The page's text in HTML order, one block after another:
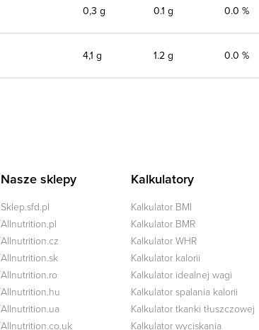
0,3 g 0.1 g 0.0 %
4,1 g 1.2 g 0.0 %
Nasze sklepy
Sklep.sfd.pl
Allnutrition.pl
Allnutrition.cz
Allnutrition.sk
Allnutrition.ro
Allnutrition.hu
Allnutrition.ua
Allnutrition.co.uk
Kalkulatory
Kalkulator BMI
Kalkulator BMR
Kalkulator WHR
Kalkulator kalorii
Kalkulator idealnej wagi
Kalkulator spalania kalorii
Kalkulator tkanki tłuszczowej
Kalkulator wyciskania